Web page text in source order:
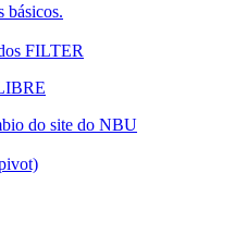
básicos.
FILTER
do site do NBU